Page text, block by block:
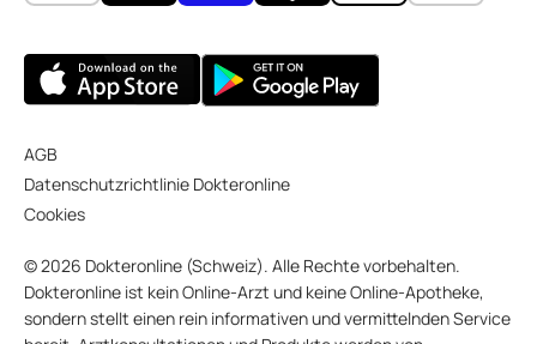
AGB
Datenschutzrichtlinie Dokteronline
Cookies
© 2026 Dokteronline (Schweiz). Alle Rechte vorbehalten.
Dokteronline ist kein Online-Arzt und keine Online-Apotheke,
sondern stellt einen rein informativen und vermittelnden Service